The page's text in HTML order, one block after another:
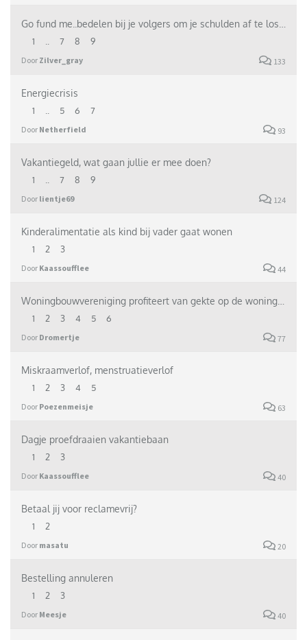
1 7 8 9
Door Zilver_gray 133
Energiecrisis
1 5 6 7
Door Netherfield 93
Vakantiegeld, wat gaan jullie er mee doen?
1 7 8 9
Door lientje69 124
Kinderalimentatie als kind bij vader gaat wonen
1 2 3
Door Kaassoufflee 44
1 2 3 4 5 6
Door Dromertje 77
Miskraamverlof, menstruatieverlof
1 2 3 4 5
Door Poezenmeisje 63
Dagje proefdraaien vakantiebaan
1 2 3
Door Kaassoufflee 40
Betaal jij voor reclamevrij?
1 2
Door masatu 20
Bestelling annuleren
1 2 3
Door Meesje 40